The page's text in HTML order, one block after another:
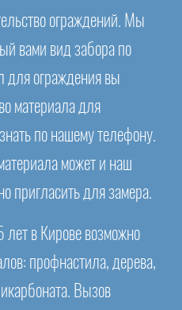
ограждений. Мы
вами вид забора по
для ограждения вы
материала для
по нашему телефону.
может и наш
пригласить для замера.
в Кирове возможно
профнастила, дерева,
Вызов